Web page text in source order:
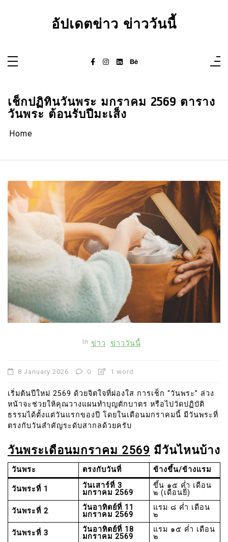
อัปเดตข่าว ข่าววันนี้
เช็กปฏิทินวันพระ มกราคม 2569 ตาราง
วันพระ ต้อนรับปีมะเส็ง
Home
In ข่าว ข่าววันนี้
8 January 2026 0 1 word
เริ่มต้นปีใหม่ 2569 ด้วยจิตใจที่ผ่องใส การเช็ก “วันพระ” ล่วง
หน้าจะช่วยให้คุณวางแผนทำบุญตักบาตร หรือไปวัดปฏิบัติ
ธรรมได้ตั้งแต่วันแรกของปี โดยในเดือนมกราคมนี้ มีวันพระที่
ตรงกับวันสำคัญระดับสากลด้วยครับ
วันพระเดือนมกราคม 2569 มีวันไหนบ้าง
วันพระ ตรงกับวันที่ ข้างขึ้น/ข้างแรม
วันพระที่ 1
วันเสาร์ที่ 3
มกราคม 2569
ขึ้น ๑๕ ค่ำ เดือน
๒ (เดือนยี่)
วันพระที่ 2
วันอาทิตย์ที่ 11
มกราคม 2569
แรม ๘ ค่ำ เดือน
๒
วันพระที่ 3
วันอาทิตย์ที่ 18
มกราคม 2569
แรม ๑๕ ค่ำ เดือน
๒